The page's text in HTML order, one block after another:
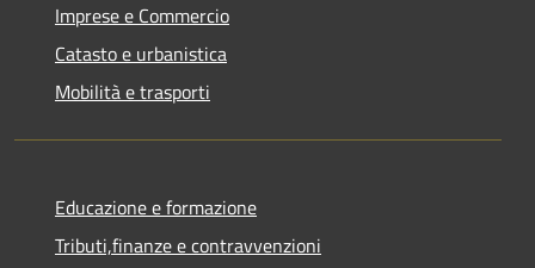
Imprese e Commercio
Catasto e urbanistica
Mobilità e trasporti
Educazione e formazione
Tributi,finanze e contravvenzioni